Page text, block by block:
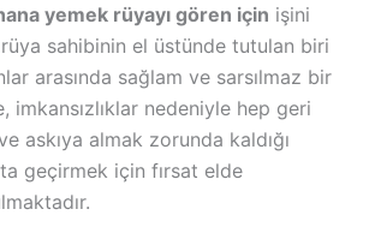
yemek rüyayı gören için işini
sahibinin el üstünde tutulan biri
arasında sağlam ve sarsılmaz bir
imkansızlıklar nedeniyle hep geri
askıya almak zorunda kaldığı
geçirmek için fırsat elde